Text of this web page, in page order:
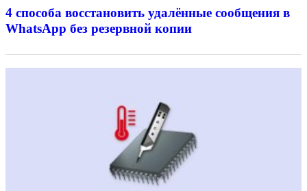
4 способа восстановить удалённые сообщения в
WhatsApp без резервной копии